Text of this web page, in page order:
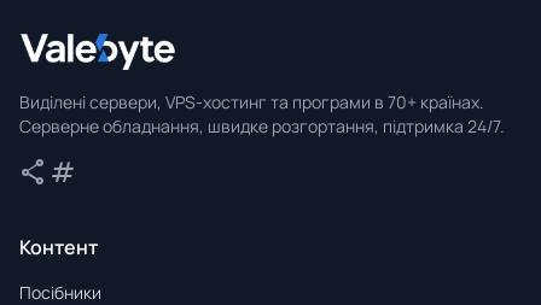
Виділені сервери, VPS-хостинг та програми в 70+ країнах.
Серверне обладнання, швидке розгортання, підтримка 24/7.
share Поділитися
tag
Контент
Посібники